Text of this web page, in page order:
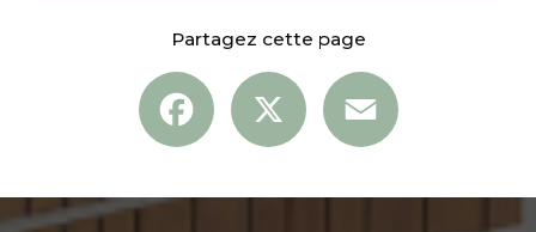
Partagez cette page
Facebook